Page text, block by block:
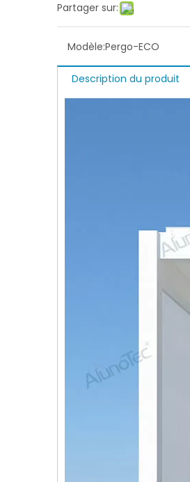
Partager sur:
Modèle:Pergo-ECO
Description du produit